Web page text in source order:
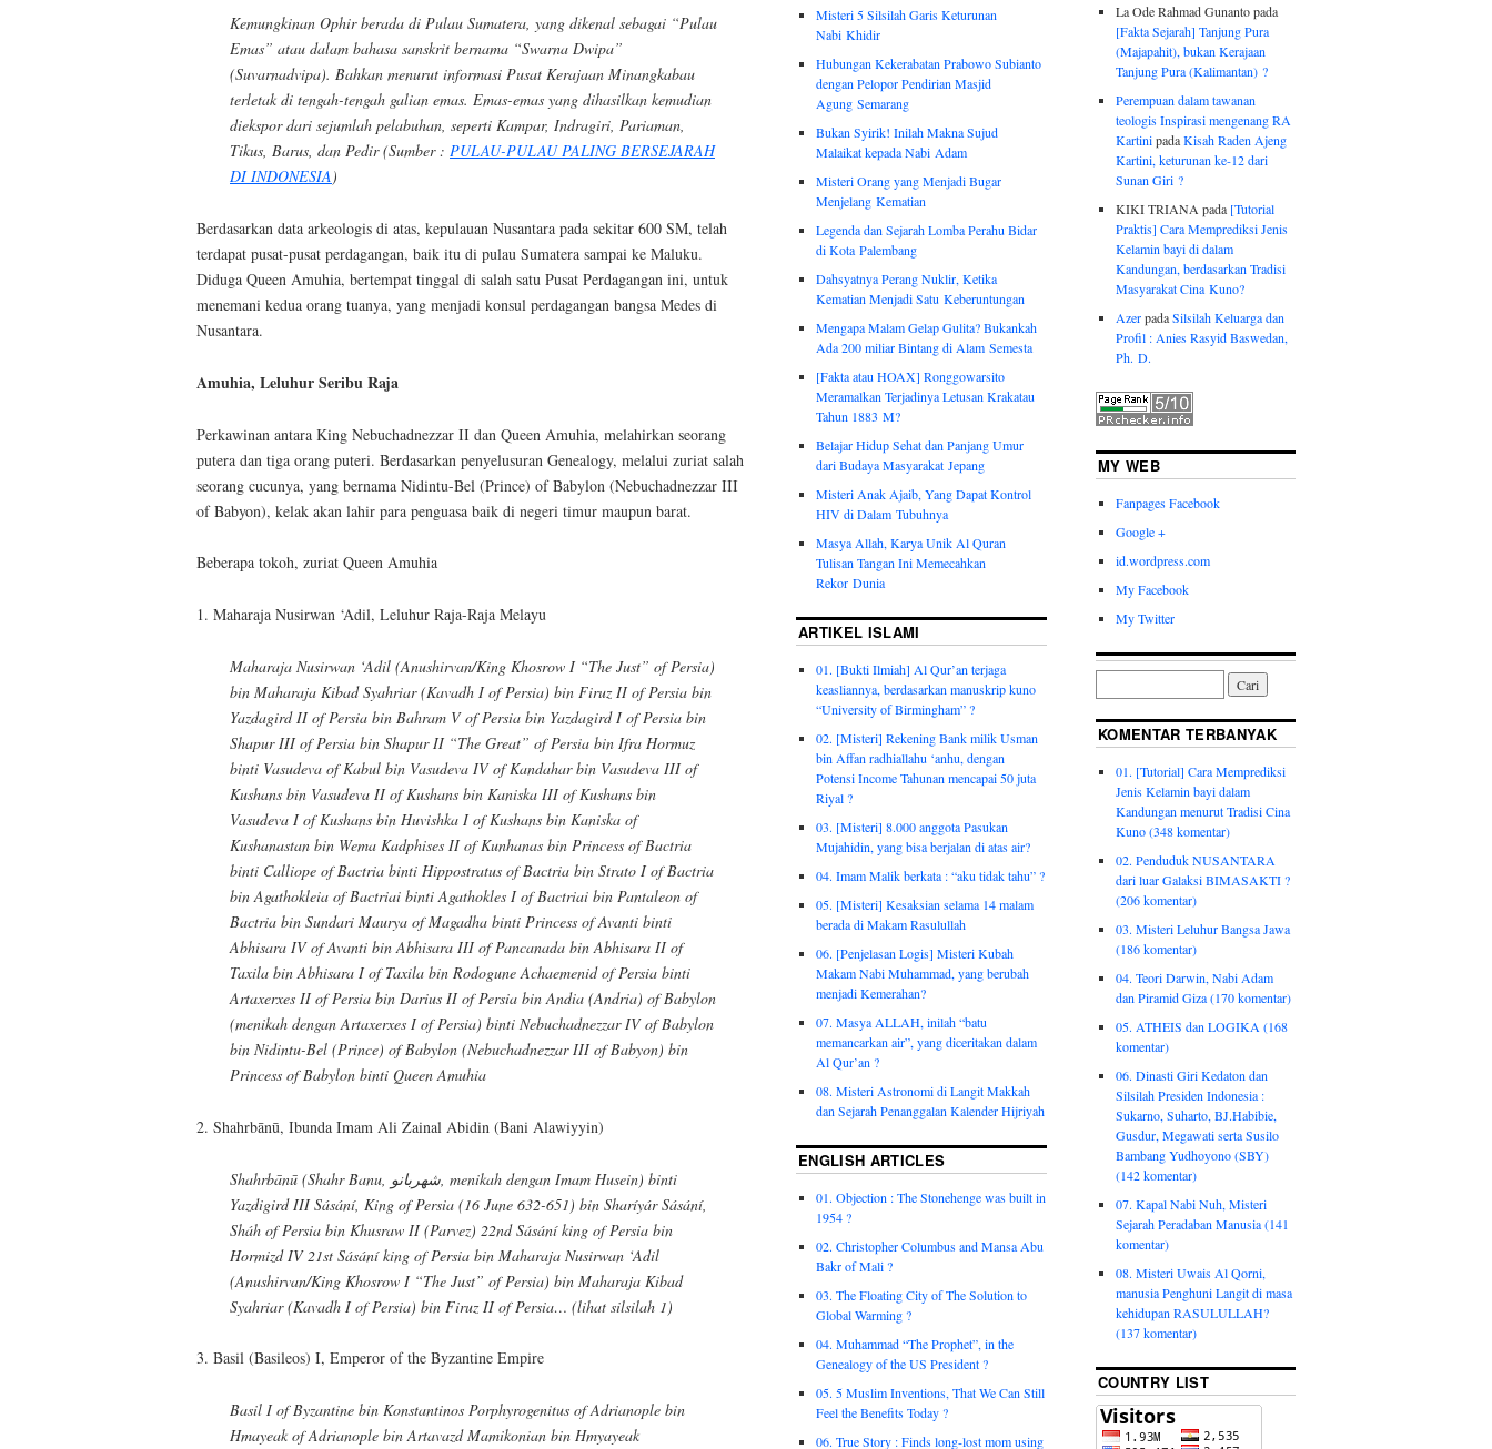
Kemungkinan Ophir berada di Pulau Sumatera, yang dikenal sebagai “Pulau
Emas” atau dalam bahasa sanskrit bernama “Swarna Dwipa”
(Suvarnadvipa). Bahkan menurut informasi Pusat Kerajaan Minangkabau
terletak di tengah-tengah galian emas. Emas-emas yang dihasilkan kemudian
diekspor dari sejumlah pelabuhan, seperti Kampar, Indragiri, Pariaman,
Tikus, Barus, dan Pedir (Sumber : PULAU-PULAU PALING BERSEJARAH
DI INDONESIA)
Berdasarkan data arkeologis di atas, kepulauan Nusantara pada sekitar 600 SM, telah
terdapat pusat-pusat perdagangan, baik itu di pulau Sumatera sampai ke Maluku.
Diduga Queen Amuhia, bertempat tinggal di salah satu Pusat Perdagangan ini, untuk
menemani kedua orang tuanya, yang menjadi konsul perdagangan bangsa Medes di
Nusantara.
Amuhia, Leluhur Seribu Raja
Perkawinan antara King Nebuchadnezzar II dan Queen Amuhia, melahirkan seorang
putera dan tiga orang puteri. Berdasarkan penyelusuran Genealogy, melalui zuriat salah
seorang cucunya, yang bernama Nidintu-Bel (Prince) of Babylon (Nebuchadnezzar III
of Babyon), kelak akan lahir para penguasa baik di negeri timur maupun barat.
Beberapa tokoh, zuriat Queen Amuhia
1. Maharaja Nusirwan ‘Adil, Leluhur Raja-Raja Melayu
Maharaja Nusirwan ‘Adil (Anushirvan/King Khosrow I “The Just” of Persia)
bin Maharaja Kibad Syahriar (Kavadh I of Persia) bin Firuz II of Persia bin
Yazdagird II of Persia bin Bahram V of Persia bin Yazdagird I of Persia bin
Shapur III of Persia bin Shapur II “The Great” of Persia bin Ifra Hormuz
binti Vasudeva of Kabul bin Vasudeva IV of Kandahar bin Vasudeva III of
Kushans bin Vasudeva II of Kushans bin Kaniska III of Kushans bin
Vasudeva I of Kushans bin Huvishka I of Kushans bin Kaniska of
Kushanastan bin Wema Kadphises II of Kunhanas bin Princess of Bactria
binti Calliope of Bactria binti Hippostratus of Bactria bin Strato I of Bactria
bin Agathokleia of Bactriai binti Agathokles I of Bactriai bin Pantaleon of
Bactria bin Sundari Maurya of Magadha binti Princess of Avanti binti
Abhisara IV of Avanti bin Abhisara III of Pancanada bin Abhisara II of
Taxila bin Abhisara I of Taxila bin Rodogune Achaemenid of Persia binti
Artaxerxes II of Persia bin Darius II of Persia bin Andia (Andria) of Babylon
(menikah dengan Artaxerxes I of Persia) binti Nebuchadnezzar IV of Babylon
bin Nidintu-Bel (Prince) of Babylon (Nebuchadnezzar III of Babyon) bin
Princess of Babylon binti Queen Amuhia
2. Shahrbānū, Ibunda Imam Ali Zainal Abidin (Bani Alawiyyin)
Shahrbānū (Shahr Banu, شهربانو, menikah dengan Imam Husein) binti
Yazdigird III Sásání, King of Persia (16 June 632-651) bin Sharíyár Sásání,
Sháh of Persia bin Khusraw II (Parvez) 22nd Sásání king of Persia bin
Hormizd IV 21st Sásání king of Persia bin Maharaja Nusirwan ‘Adil
(Anushirvan/King Khosrow I “The Just” of Persia) bin Maharaja Kibad
Syahriar (Kavadh I of Persia) bin Firuz II of Persia… (lihat silsilah 1)
3. Basil (Basileos) I, Emperor of the Byzantine Empire
Basil I of Byzantine bin Konstantinos Porphyrogenitus of Adrianople bin
Hmayeak of Adrianople bin Artavazd Mamikonian bin Hmyayeak
Misteri 5 Silsilah Garis Keturunan
Nabi Khidir
Hubungan Kekerabatan Prabowo Subianto
dengan Pelopor Pendirian Masjid
Agung Semarang
Bukan Syirik! Inilah Makna Sujud
Malaikat kepada Nabi Adam
Misteri Orang yang Menjadi Bugar
Menjelang Kematian
Legenda dan Sejarah Lomba Perahu Bidar
di Kota Palembang
Dahsyatnya Perang Nuklir, Ketika
Kematian Menjadi Satu Keberuntungan
Mengapa Malam Gelap Gulita? Bukankah
Ada 200 miliar Bintang di Alam Semesta
[Fakta atau HOAX] Ronggowarsito
Meramalkan Terjadinya Letusan Krakatau
Tahun 1883 M?
Belajar Hidup Sehat dan Panjang Umur
dari Budaya Masyarakat Jepang
Misteri Anak Ajaib, Yang Dapat Kontrol
HIV di Dalam Tubuhnya
Masya Allah, Karya Unik Al Quran
Tulisan Tangan Ini Memecahkan
Rekor Dunia
ARTIKEL ISLAMI
01. [Bukti Ilmiah] Al Qur’an terjaga
keasliannya, berdasarkan manuskrip kuno
“University of Birmingham” ?
02. [Misteri] Rekening Bank milik Usman
bin Affan radhiallahu ‘anhu, dengan
Potensi Income Tahunan mencapai 50 juta
Riyal ?
03. [Misteri] 8.000 anggota Pasukan
Mujahidin, yang bisa berjalan di atas air?
04. Imam Malik berkata : “aku tidak tahu” ?
05. [Misteri] Kesaksian selama 14 malam
berada di Makam Rasulullah
06. [Penjelasan Logis] Misteri Kubah
Makam Nabi Muhammad, yang berubah
menjadi Kemerahan?
07. Masya ALLAH, inilah “batu
memancarkan air”, yang diceritakan dalam
Al Qur’an ?
08. Misteri Astronomi di Langit Makkah
dan Sejarah Penanggalan Kalender Hijriyah
ENGLISH ARTICLES
01. Objection : The Stonehenge was built in
1954 ?
02. Christopher Columbus and Mansa Abu
Bakr of Mali ?
03. The Floating City of The Solution to
Global Warming ?
04. Muhammad “The Prophet”, in the
Genealogy of the US President ?
05. 5 Muslim Inventions, That We Can Still
Feel the Benefits Today ?
06. True Story : Finds long-lost mom using
La Ode Rahmad Gunanto pada
[Fakta Sejarah] Tanjung Pura
(Majapahit), bukan Kerajaan
Tanjung Pura (Kalimantan) ?
Perempuan dalam tawanan
teologis Inspirasi mengenang RA
KartinipadaKisah Raden Ajeng
Kartini, keturunan ke-12 dari
Sunan Giri ?
KIKI TRIANA pada [Tutorial
Praktis] Cara Memprediksi Jenis
Kelamin bayi di dalam
Kandungan, berdasarkan Tradisi
Masyarakat Cina Kuno?
AzerpadaSilsilah Keluarga dan
Profil : Anies Rasyid Baswedan,
Ph. D.
MY WEB
Fanpages Facebook
Google +
id.wordpress.com
My Facebook
My Twitter
KOMENTAR TERBANYAK
01. [Tutorial] Cara Memprediksi
Jenis Kelamin bayi dalam
Kandungan menurut Tradisi Cina
Kuno (348 komentar)
02. Penduduk NUSANTARA
dari luar Galaksi BIMASAKTI ?
(206 komentar)
03. Misteri Leluhur Bangsa Jawa
(186 komentar)
04. Teori Darwin, Nabi Adam
dan Piramid Giza (170 komentar)
05. ATHEIS dan LOGIKA (168
komentar)
06. Dinasti Giri Kedaton dan
Silsilah Presiden Indonesia :
Sukarno, Suharto, BJ.Habibie,
Gusdur, Megawati serta Susilo
Bambang Yudhoyono (SBY)
(142 komentar)
07. Kapal Nabi Nuh, Misteri
Sejarah Peradaban Manusia (141
komentar)
08. Misteri Uwais Al Qorni,
manusia Penghuni Langit di masa
kehidupan RASULULLAH?
(137 komentar)
COUNTRY LIST